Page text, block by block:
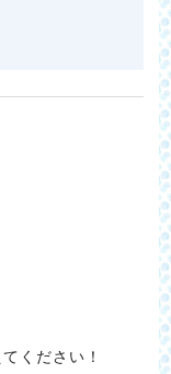
ください！